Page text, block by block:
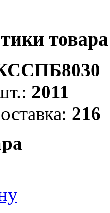
2011
216